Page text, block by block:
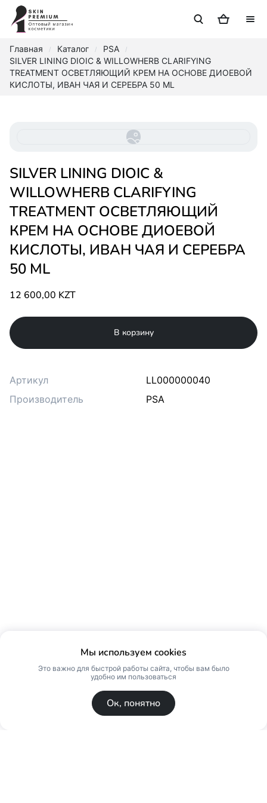
Главная / Каталог / PSA /
SILVER LINING DIOIC & WILLOWHERB CLARIFYING
TREATMENT ОСВЕТЛЯЮЩИЙ КРЕМ НА ОСНОВЕ ДИОЕВОЙ
КИСЛОТЫ, ИВАН ЧАЯ И СЕРЕБРА 50 ML
SILVER LINING DIOIC &
WILLOWHERB CLARIFYING
TREATMENT ОСВЕТЛЯЮЩИЙ
КРЕМ НА ОСНОВЕ ДИОЕВОЙ
КИСЛОТЫ, ИВАН ЧАЯ И СЕРЕБРА
50 ML
12 600,00 KZT
В корзину
Артикул
LL000000040
Производитель
PSA
Мы используем cookies
Это важно для быстрой работы сайта, чтобы вам было
удобно им пользоваться
Ок, понятно